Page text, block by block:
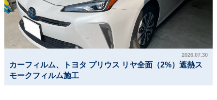
2026.07.30
カーフィルム、トヨタ プリウス リヤ全面（2%）遮熱ス
モークフィルム施工